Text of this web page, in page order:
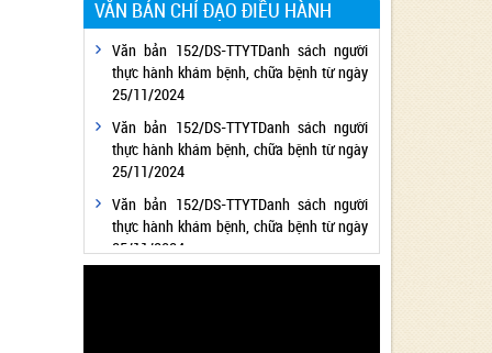
VĂN BẢN CHỈ ĐẠO ĐIỀU HÀNH
Văn bản 152/DS-TTYTDanh sách người
thực hành khám bệnh, chữa bệnh từ ngày
25/11/2024
Văn bản 152/DS-TTYTDanh sách người
thực hành khám bệnh, chữa bệnh từ ngày
25/11/2024
Văn bản 152/DS-TTYTDanh sách người
thực hành khám bệnh, chữa bệnh từ ngày
25/11/2024